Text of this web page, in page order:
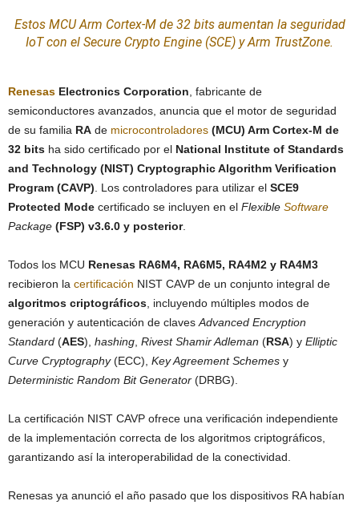
Estos MCU Arm Cortex-M de 32 bits aumentan la seguridad
IoTcon el Secure Crypto Engine (SCE) y Arm TrustZone.
Renesas Electronics Corporation , fabricante de
semiconductores avanzados, anuncia que el motor de seguridad
de su familia RA de microcontroladores (MCU) Arm Cortex-M de
32 bits ha sido certificado por el National Institute of Standards
and Technology (NIST) Cryptographic Algorithm Verification
Program (CAVP) . Los controladores para utilizar el SCE9
Protected Mode certificado se incluyen en el Flexible Software
Package (FSP) v3.6.0 y posterior.
Todos los MCU Renesas RA6M4, RA6M5, RA4M2 y RA4M3
recibieron la certificación NIST CAVP de un conjunto integral de
algoritmos criptográficos , incluyendo múltiples modos de
generación y autenticación de claves Advanced Encryption
Standard (AES), hashing Rivest Shamir Adleman (RSA) y Elliptic
Curve Cryptography(ECC), Key Agreement Schemes y
Deterministic Random Bit Generator (DRBG).
La certificación NIST CAVP ofrece una verificación independiente
de la implementación correcta de los algoritmos criptográficos,
garantizando así la interoperabilidad de la conectividad.
Renesas ya anunció el año pasado que los dispositivos RA habían